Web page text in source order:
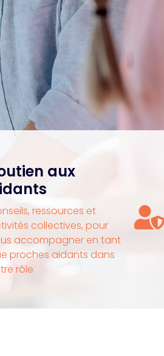
aux
ressources et
collectives, pour
accompagner en tant
proches aidants dans
rôle.